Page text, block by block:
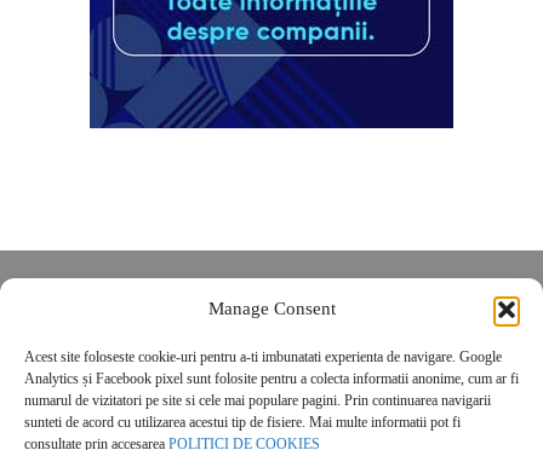
Manage Consent
Acest site foloseste cookie-uri pentru a-ti imbunatati experienta de navigare. Google
Analytics și Facebook pixel sunt folosite pentru a colecta informatii anonime, cum ar fi
numarul de vizitatori pe site si cele mai populare pagini. Prin continuarea navigarii
sunteti de acord cu utilizarea acestui tip de fisiere. Mai multe informatii pot fi
consultate prin accesarea POLITICI DE COOKIES
POLITICĂ DE CONFIDENȚIALITATE
Politica de cookies